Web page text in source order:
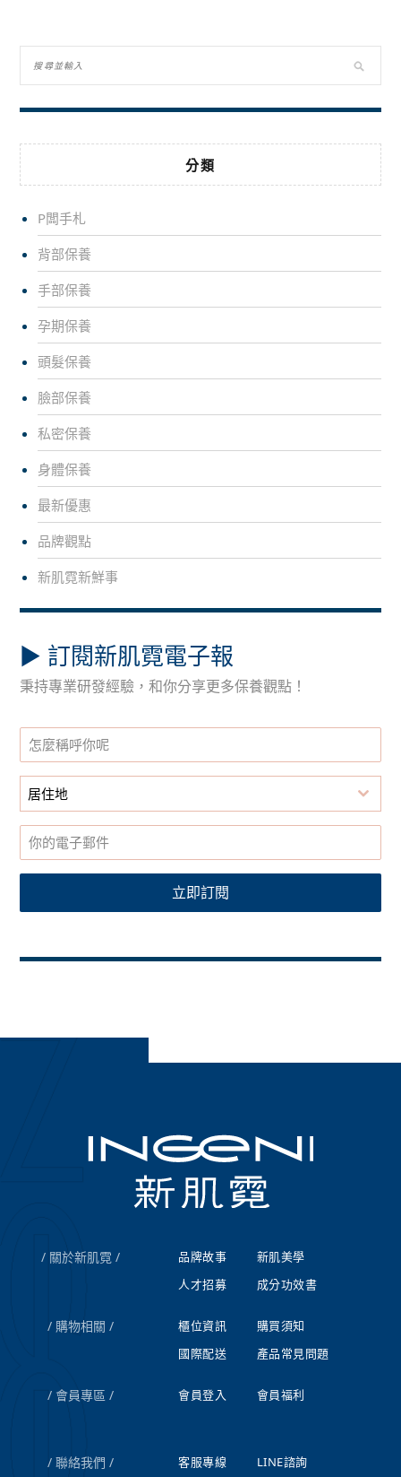
分類
P闆手札
背部保養
手部保養
孕期保養
頭髮保養
臉部保養
私密保養
身體保養
最新優惠
品牌觀點
新肌霓新鮮事
▶︎ 訂閱新肌霓電子報
秉持專業研發經驗，和你分享更多保養觀點！
居住地
立即訂閱
關於新肌霓 品牌故事
新肌美學
人才招募
成分功效書
購物相關 櫃位資訊
購買須知
國際配送
產品常見問題
會員專區 會員登入 會員福利
聯絡我們 客服專線 LINE諮詢